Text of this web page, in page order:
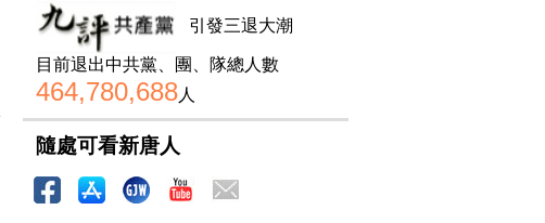
引發三退大潮
目前退出中共黨、團、隊總人數
464,780,688人
隨處可看新唐人